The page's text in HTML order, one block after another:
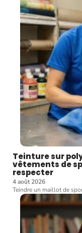
Teinture sur
vêtements de
respecter
4 août 2026
Teindre un maillot de